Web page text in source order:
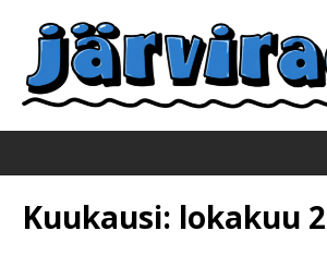
Kuukausi: lokakuu